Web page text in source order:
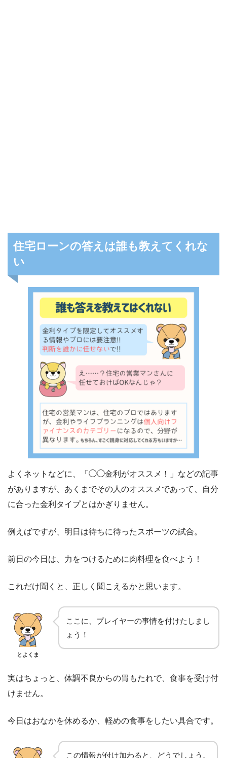
住宅ローンの答えは誰も教えてくれな
い
よくネットなどに、「◯◯金利がオススメ！」などの記事
がありますが、あくまでその人のオススメであって、自分
に合った金利タイプとはかぎりません。
例えばですが、明日は待ちに待ったスポーツの試合。
前日の今日は、力をつけるために肉料理を食べよう！
これだけ聞くと、正しく聞こえるかと思います。
とよくま
ここに、プレイヤーの事情を付けたしまし
ょう！
実はちょっと、体調不良からの胃もたれで、食事を受け付
けません。
今日はおなかを休めるか、軽めの食事をしたい具合です。
この情報が付け加わると、どうでしょう。